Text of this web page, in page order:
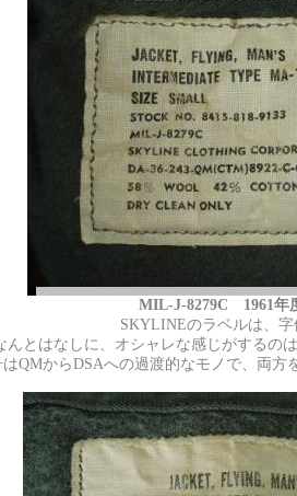
MIL-J-8279C 1961年
SKYLINEのラベルは、
んとはなしに、オシャレな感じがするの
QMからDSAへの過渡的なモノで、両方